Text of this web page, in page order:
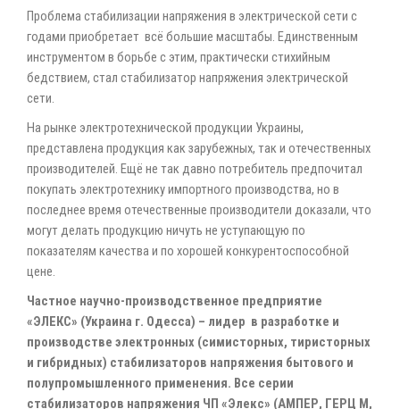
Проблема стабилизации напряжения в электрической сети с
годами приобретает всё большие масштабы. Единственным
инструментом в борьбе с этим, практически стихийным
бедствием, стал стабилизатор напряжения электрической
сети.
На рынке электротехнической продукции Украины,
представлена продукция как зарубежных, так и отечественных
производителей. Ещё не так давно потребитель предпочитал
покупать электротехнику импортного производства, но в
последнее время отечественные производители доказали, что
могут делать продукцию ничуть не уступающую по
показателям качества и по хорошей конкурентоспособной
цене.
Частное научно-производственное предприятие
«ЭЛЕКС» (Украина г. Одесса) – лидер в разработке и
производстве электронных (симисторных, тиристорных
и гибридных) стабилизаторов напряжения бытового и
полупромышленного применения. Все серии
стабилизаторов напряжения ЧП «Элекс» (АМПЕР, ГЕРЦ М,